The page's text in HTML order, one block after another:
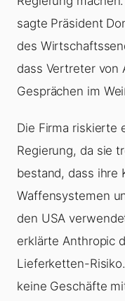
sagte Präsident
des
dass Vertreter von
Gesprächen im
Die Firma riskierte
Regierung, da sie
bestand, dass ihre
Waffensystemen
den USA
erklärte Anthropic
Lieferketten-Risiko.
keine Geschäfte